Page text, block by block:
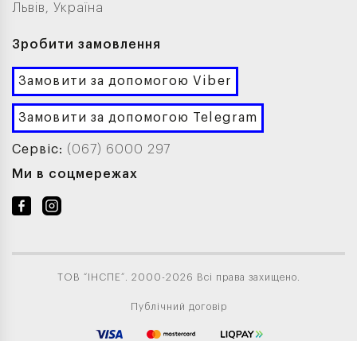
Львів, Україна
Зробити замовлення
Замовити за допомогою Viber
Замовити за допомогою Telegram
Сервіс: (067) 6000 297
Ми в соцмережах
ТОВ “ІНСПЕ”. 2000-2026 Всі права захищено.
Публічний договір